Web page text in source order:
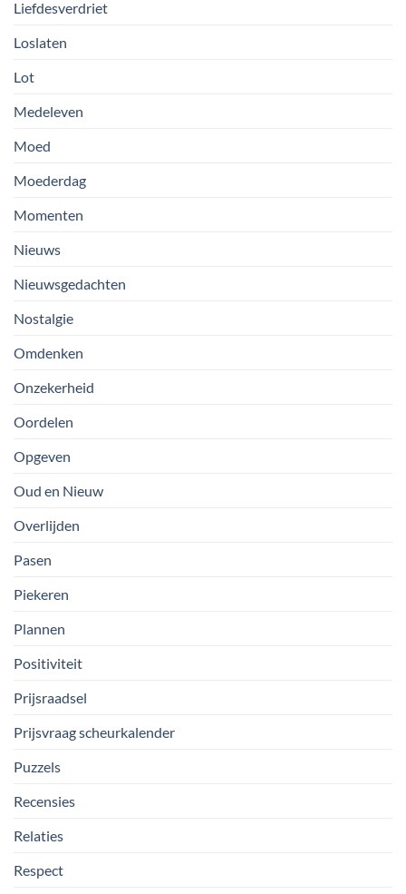
Liefdesverdriet
Loslaten
Lot
Medeleven
Moed
Moederdag
Momenten
Nieuws
Nieuwsgedachten
Nostalgie
Omdenken
Onzekerheid
Oordelen
Opgeven
Oud en Nieuw
Overlijden
Pasen
Piekeren
Plannen
Positiviteit
Prijsraadsel
Prijsvraag scheurkalender
Puzzels
Recensies
Relaties
Respect